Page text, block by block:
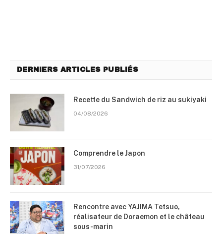
DERNIERS ARTICLES PUBLIÉS
Recette du Sandwich de riz au sukiyaki
04/08/2026
Comprendre le Japon
31/07/2026
Rencontre avec YAJIMA Tetsuo,
réalisateur de Doraemon et le château
sous-marin